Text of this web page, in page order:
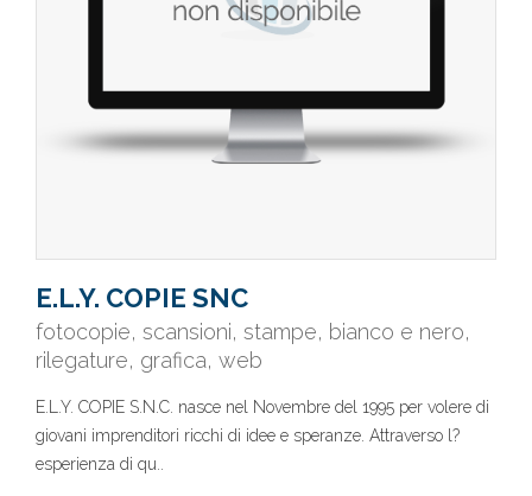
E.L.Y. COPIE SNC
fotocopie, scansioni, stampe, bianco e nero,
rilegature, grafica, web
E.L.Y. COPIE S.N.C. nasce nel Novembre del 1995 per volere di
giovani imprenditori ricchi di idee e speranze. Attraverso l?
esperienza di qu..